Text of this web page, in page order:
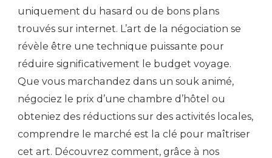
uniquement du hasard ou de bons plans
trouvés sur internet. L’art de la négociation se
révèle être une technique puissante pour
réduire significativement le budget voyage.
Que vous marchandez dans un souk animé,
négociez le prix d’une chambre d’hôtel ou
obteniez des réductions sur des activités locales,
comprendre le marché est la clé pour maîtriser
cet art. Découvrez comment, grâce à nos